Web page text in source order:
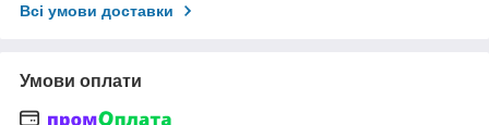
Всі умови доставки
Умови оплати